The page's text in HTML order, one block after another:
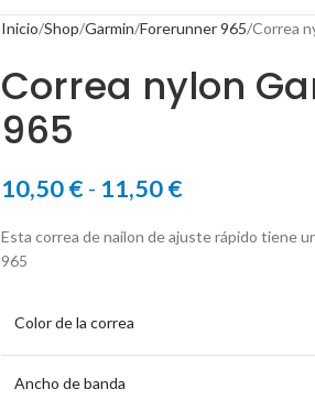
Inicio Shop Garmin Forerunner 965 Correa
Correa nylon
965
10,50€ - 11,50€
Esta correa de nailon de ajuste rápido tiene
965
Color de la correa
Ancho de banda